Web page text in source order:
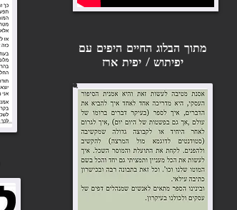
מתוך הבלוג החיים היפים עם
יפיתוש / יפית ארז